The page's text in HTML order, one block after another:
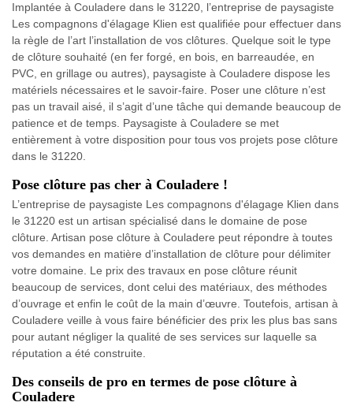
Implantée à Couladere dans le 31220, l’entreprise de paysagiste
Les compagnons d'élagage Klien est qualifiée pour effectuer dans
la règle de l’art l’installation de vos clôtures. Quelque soit le type
de clôture souhaité (en fer forgé, en bois, en barreaudée, en
PVC, en grillage ou autres), paysagiste à Couladere dispose les
matériels nécessaires et le savoir-faire. Poser une clôture n’est
pas un travail aisé, il s’agit d’une tâche qui demande beaucoup de
patience et de temps. Paysagiste à Couladere se met
entièrement à votre disposition pour tous vos projets pose clôture
dans le 31220.
Pose clôture pas cher à Couladere !
L’entreprise de paysagiste Les compagnons d'élagage Klien dans
le 31220 est un artisan spécialisé dans le domaine de pose
clôture. Artisan pose clôture à Couladere peut répondre à toutes
vos demandes en matière d’installation de clôture pour délimiter
votre domaine. Le prix des travaux en pose clôture réunit
beaucoup de services, dont celui des matériaux, des méthodes
d’ouvrage et enfin le coût de la main d’œuvre. Toutefois, artisan à
Couladere veille à vous faire bénéficier des prix les plus bas sans
pour autant négliger la qualité de ses services sur laquelle sa
réputation a été construite.
Des conseils de pro en termes de pose clôture à
Couladere